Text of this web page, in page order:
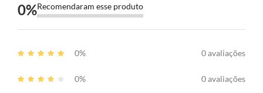
0%Recomendaram esse produto
0% 0 avaliações
0% 0 avaliações